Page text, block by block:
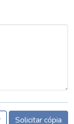
Solicitar cópia